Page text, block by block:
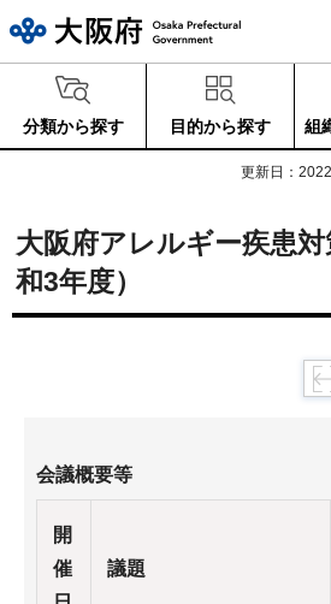
分類から探す 目的から探す 組
更新日：
大阪府アレルギー疾患
和3年度）
会議概要等
開
催
議題